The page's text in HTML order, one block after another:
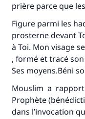
prière parce que
Figure parmi les
prosterne devant
à Toi. Mon visage
, formé et tracé
Ses moyens.Béni
Mouslim a rapport
Prophète (béné
dans l’invocation qu
Faites une
millions de
Aidez
Le
"Celui qui
même